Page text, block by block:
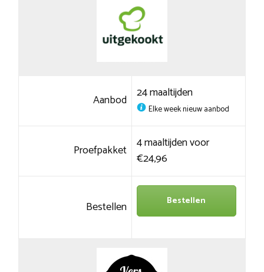
Aanbod 24 maaltijden
Elke week nieuw aanbod
Proefpakket 4 maaltijden voor
€24,96
Bestellen Bestellen